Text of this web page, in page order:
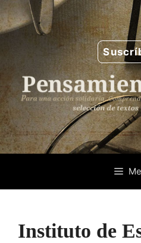
Saltar
al
contenido
Instituto de